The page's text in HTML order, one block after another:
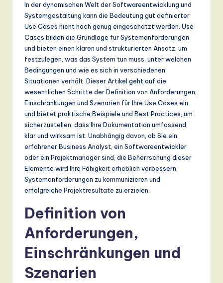
T
d
in
A
w
In der dynamischen Welt der Softwareentwicklung und
Systemgestaltung kann die Bedeutung gut definierter
Use Cases nicht hoch genug eingeschätzt werden. Use
Cases bilden die Grundlage für Systemanforderungen
und bieten einen klaren und strukturierten Ansatz, um
festzulegen, was das System tun muss, unter welchen
Bedingungen und wie es sich in verschiedenen
Situationen verhält. Dieser Artikel geht auf die
wesentlichen Schritte der Definition von Anforderungen,
Einschränkungen und Szenarien für Ihre Use Cases ein
und bietet praktische Beispiele und Best Practices, um
sicherzustellen, dass Ihre Dokumentation umfassend,
klar und wirksam ist. Unabhängig davon, ob Sie ein
erfahrener Business Analyst, ein Softwareentwickler
oder ein Projektmanager sind, die Beherrschung dieser
Elemente wird Ihre Fähigkeit erheblich verbessern,
Systemanforderungen zu kommunizieren und
erfolgreiche Projektresultate zu erzielen.
Definition von
Anforderungen,
Einschränkungen und
Szenarien